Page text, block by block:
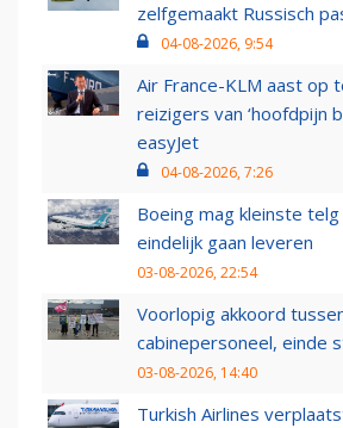
zelfgemaakt Russisch
04-08-2026, 9:54
Air France-KLM aast op
reizigers van ‘hoofdpijn
easyJet
04-08-2026, 7:26
Boeing mag kleinste
eindelijk gaan leveren
03-08-2026, 22:54
Voorlopig akkoord
cabinepersoneel, einde
03-08-2026, 14:40
Turkish Airlines